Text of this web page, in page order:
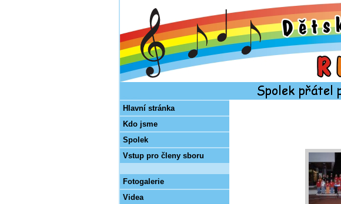
Hlavní stránka
Kdo jsme
Spolek
Vstup pro členy sboru
Fotogalerie
Videa